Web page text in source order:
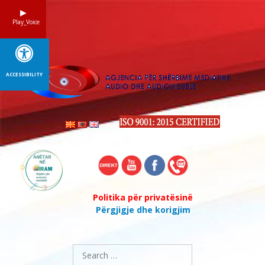
Politika për privatësinë
Përgjigje dhe korigjim
Search
for:
Play_Voice
ACCESSIBILITY